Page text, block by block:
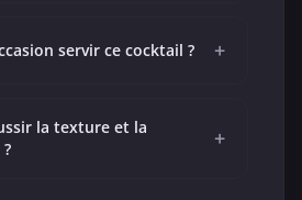
servir ce cocktail ? +
la texture et la
+